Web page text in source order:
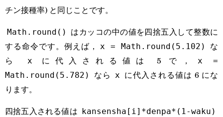
チン接種率) と同じことです。
Math.round()
はカッコの中の値を四捨五入して整数に
する命令です。例えば，
x = Math.round(5.102)
な
ら
x に代入される値は 5 で，
x =
Math.round(5.782)
なら x に代入される値は 6 にな
ります。
四捨五入される値は kansensha[i]*denpa*(1-waku)